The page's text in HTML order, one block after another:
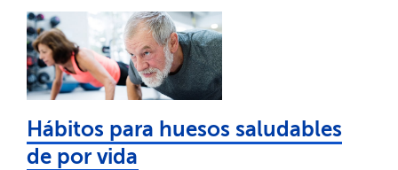
Hábitos para huesos saludables
de por vida​​